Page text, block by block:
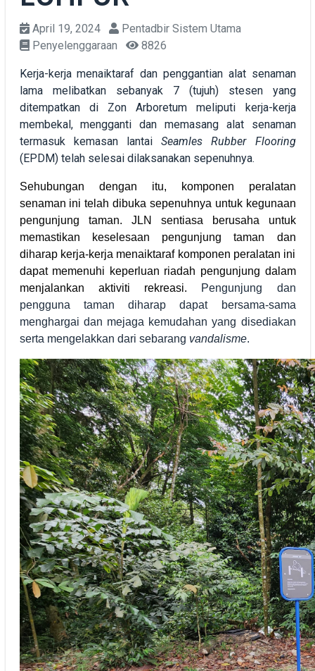
April 19, 2024
Pentadbir Sistem Utama
Penyelenggaraan
8826
Kerja-kerja menaiktaraf dan penggantian alat senaman
lama melibatkan sebanyak 7 (tujuh) stesen yang
ditempatkan di Zon Arboretum meliputi kerja-kerja
membekal, mengganti dan memasang alat senaman
termasuk kemasan lantaiSeamles Rubber Flooring
(EPDM) telah selesai dilaksanakan sepenuhnya.
Sehubungan dengan itu, komponen peralatan
senaman ini telah dibuka sepenuhnya untuk kegunaan
pengunjung taman. JLN sentiasa berusaha untuk
memastikan keselesaan pengunjung taman dan
diharap kerja-kerja menaiktaraf komponen peralatan ini
dapat memenuhi keperluan riadah pengunjung dalam
menjalankan aktiviti rekreasi.
Pengunjung dan
pengguna taman diharap dapat bersama-sama
menghargai dan mejaga kemudahan yang disediakan
serta mengelakkan dari sebarang vandalisme.